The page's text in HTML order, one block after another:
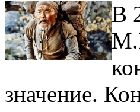
В
значение.